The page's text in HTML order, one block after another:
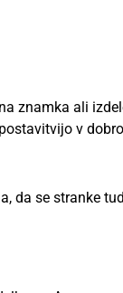
znamka ali
v
da se stranke